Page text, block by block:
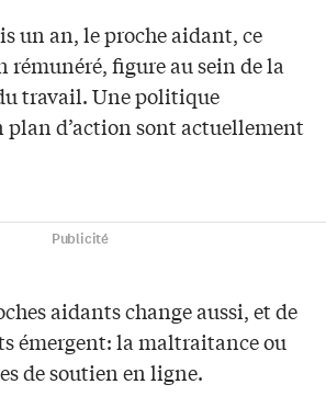
un an, le proche aidant, ce
rémunéré, figure au sein de la
travail. Une politique
plan d’action sont actuellement
Publicité
aidants change aussi, et de
émergent: la maltraitance ou
de soutien en ligne.